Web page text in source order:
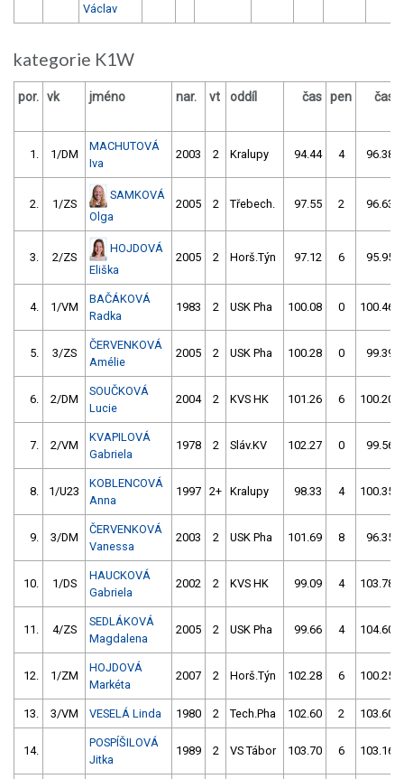
Václav
kategorie K1W
por. vk jméno nar. vt oddíl čas pen čas
1. 1/DM
MACHUTOVÁ
Iva
2003 2 Kralupy 94.44 4 96.38
2. 1/ZS
SAMKOVÁ
Olga
2005 2 Třebech. 97.55 2 96.63
3. 2/ZS
HOJDOVÁ
Eliška
2005 2 Horš.Týn 97.12 6 95.95
4. 1/VM
BAČÁKOVÁ
Radka
1983 2 USK Pha 100.08 0 100.46
5. 3/ZS
ČERVENKOVÁ
Amélie
2005 2 USK Pha 100.28 0 99.39
6. 2/DM
SOUČKOVÁ
Lucie
2004 2 KVS HK 101.26 6 100.20
7. 2/VM
KVAPILOVÁ
Gabriela
1978 2 Sláv.KV 102.27 0 99.56
8. 1/U23
KOBLENCOVÁ
Anna
1997 2+ Kralupy 98.33 4 100.35
9. 3/DM
ČERVENKOVÁ
Vanessa
2003 2 USK Pha 101.69 8 96.35
10. 1/DS
HAUCKOVÁ
Gabriela
2002 2 KVS HK 99.09 4 103.78
11. 4/ZS
SEDLÁKOVÁ
Magdalena
2005 2 USK Pha 99.66 4 104.60
12. 1/ZM
HOJDOVÁ
Markéta
2007 2 Horš.Týn 102.28 6 100.25
13. 3/VM VESELÁ Linda 1980 2 Tech.Pha 102.60 2 103.60
14.
POSPÍŠILOVÁ
Jitka
1989 2 VS Tábor 103.70 6 103.16